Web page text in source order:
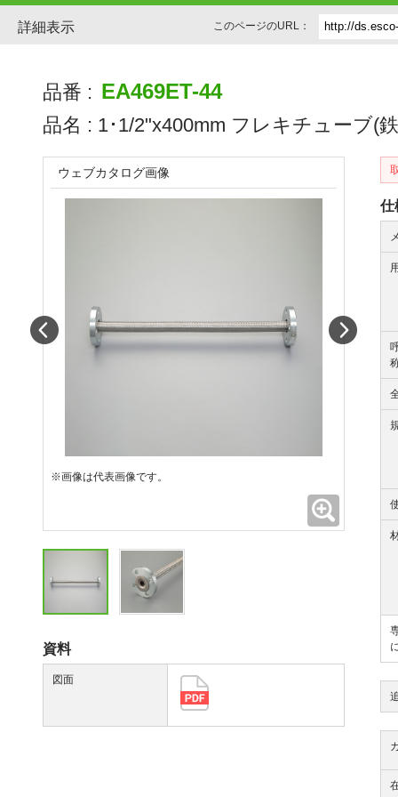
詳細表示 このページのURL：
品番 : EA469ET-44
品名 : 1･1/2"x400mm フレキチューブ(
仕
ウェブカタログ画像
※画像は代表画像です。
資料
図面